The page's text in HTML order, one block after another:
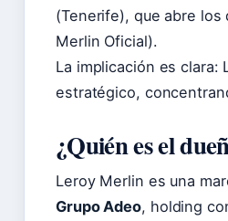
(Tenerife), que abre
Merlin Oficial).
La implicación es clara:
estratégico,
¿Quién es el
Leroy Merlin es una
Grupo Adeo, holding